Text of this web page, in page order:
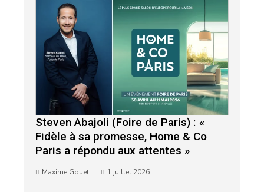
Steven Abajoli (Foire de Paris) : «
Fidèle à sa promesse, Home & Co
Paris a répondu aux attentes »
Maxime Gouet 1 juillet 2026